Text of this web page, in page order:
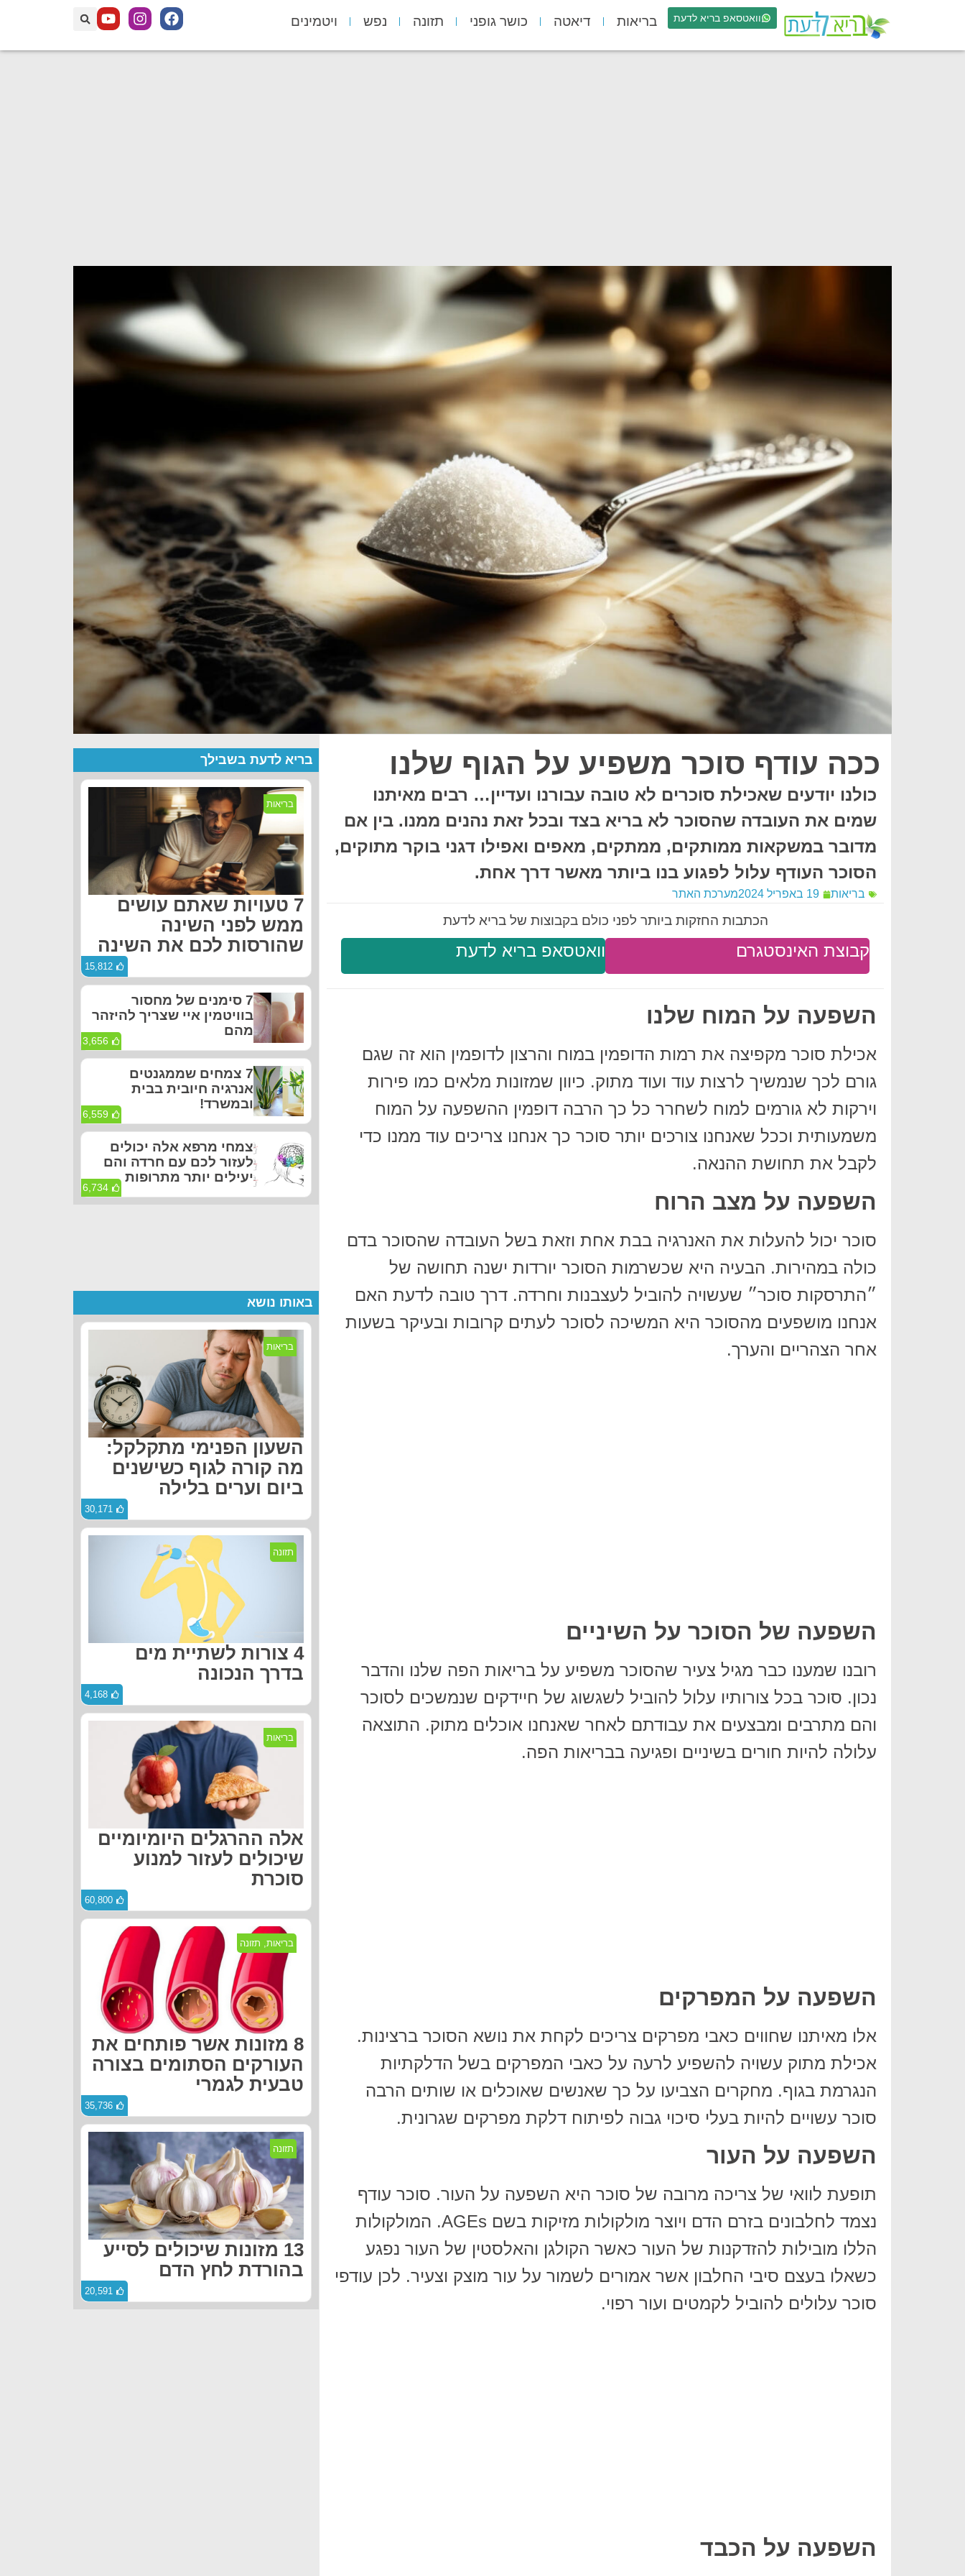
וואטסאפ בריא לדעת בריאות דיאטה כושר גופני תזונה נפש ויטמינים
ככה עודף סוכר משפיע על הגוף שלנו
כולנו יודעים שאכילת סוכרים לא טובה עבורנו ועדיין… רבים מאיתנו
שמים את העובדה שהסוכר לא בריא בצד ובכל זאת נהנים ממנו. בין אם
מדובר במשקאות ממותקים, ממתקים, מאפים ואפילו דגני בוקר מתוקים,
הסוכר העודף עלול לפגוע בנו ביותר מאשר דרך אחת.
בריאות 19 באפריל 2024 מערכת האתר
הכתבות החזקות ביותר לפני כולם בקבוצות של בריא לדעת
וואטסאפ בריא לדעת קבוצת האינסטגרם
השפעה על המוח שלנו
אכילת סוכר מקפיצה את רמות הדופמין במוח והרצון לדופמין הוא זה שגם
גורם לכך שנמשיך לרצות עוד ועוד מתוק. כיוון שמזונות מלאים כמו פירות
וירקות לא גורמים למוח לשחרר כל כך הרבה דופמין ההשפעה על המוח
משמעותית וככל שאנחנו צורכים יותר סוכר כך אנחנו צריכים עוד ממנו כדי
לקבל את תחושת ההנאה.
השפעה על מצב הרוח
סוכר יכול להעלות את האנרגיה בבת אחת וזאת בשל העובדה שהסוכר בדם
כולה במהירות. הבעיה היא שכשרמות הסוכר יורדות ישנה תחושה של
״התרסקות סוכר״ שעשויה להוביל לעצבנות וחרדה. דרך טובה לדעת האם
אנחנו מושפעים מהסוכר היא המשיכה לסוכר לעתים קרובות ובעיקר בשעות
אחר הצהריים והערך.
השפעה של הסוכר על השיניים
רובנו שמענו כבר מגיל צעיר שהסוכר משפיע על בריאות הפה שלנו והדבר
נכון. סוכר בכל צורותיו עלול להוביל לשגשוג של חיידקים שנמשכים לסוכר
והם מתרבים ומבצעים את עבודתם לאחר שאנחנו אוכלים מתוק. התוצאה
עלולה להיות חורים בשיניים ופגיעה בבריאות הפה.
השפעה על המפרקים
אלו מאיתנו שחווים כאבי מפרקים צריכים לקחת את נושא הסוכר ברצינות.
אכילת מתוק עשויה להשפיע לרעה על כאבי המפרקים בשל הדלקתיות
הנגרמת בגוף. מחקרים הצביעו על כך שאנשים שאוכלים או שותים הרבה
סוכר עשויים להיות בעלי סיכוי גבוה לפיתוח דלקת מפרקים שגרונית.
השפעה על העור
תופעת לוואי של צריכה מרובה של סוכר היא השפעה על העור. סוכר עודף
נצמד לחלבונים בזרם הדם ויוצר מולקולות מזיקות בשם AGEs. המולקולות
הללו מובילות להזדקנות של העור כאשר הקולגן והאלסטין של העור נפגע
כשאלו בעצם סיבי החלבון אשר אמורים לשמור על עור מוצק וצעיר. לכן עודפי
סוכר עלולים להוביל לקמטים ועור רפוי.
השפעה על הכבד
בריא לדעת בשבילך
בריאות
7 טעויות שאתם עושים
ממש לפני השינה
שהורסות לכם את השינה
15,812
7 סימנים של מחסור
בוויטמין איי שצריך להיזהר
מהם
3,656
7 צמחים שממגנטים
אנרגיה חיובית בבית
ובמשרד!
6,559
צמחי מרפא אלה יכולים
לעזור לכם עם חרדה והם
יעילים יותר מתרופות
6,734
באותו נושא
בריאות
השעון הפנימי מתקלקל:
מה קורה לגוף כשישנים
ביום וערים בלילה
30,171
תזונה
4 צורות לשתיית מים
בדרך הנכונה
4,168
בריאות
אלה ההרגלים היומיומיים
שיכולים לעזור למנוע
סוכרת
60,800
בריאות, תזונה
8 מזונות אשר פותחים את
העורקים הסתומים בצורה
טבעית לגמרי
35,736
תזונה
13 מזונות שיכולים לסייע
בהורדת לחץ הדם
20,591